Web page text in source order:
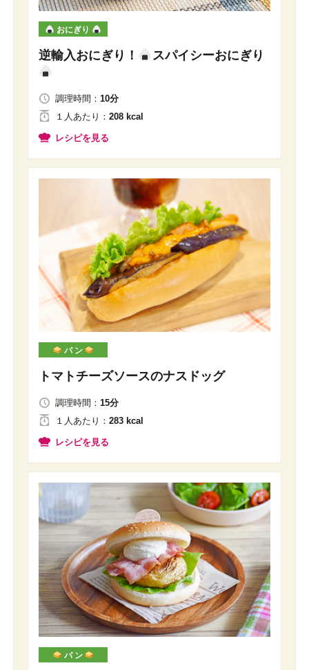
おにぎり
逆輸入おにぎり！ スパイシーおにぎり
調理時間： 10分
１人 あたり ： 208 kcal
レシピを見る
パ ン
トマトチーズソースのナスドッグ
調理時間： 15分
１人あたり ： 283 kcal
レシピを見る
パ ン